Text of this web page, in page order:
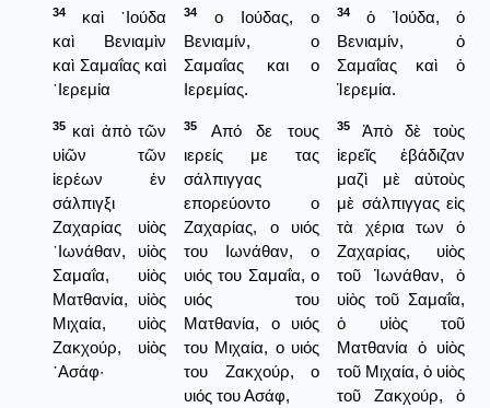
34
καὶ ᾿Ιούδα
καὶ Βενιαμὶν
καὶ Σαμαΐας καὶ
῾Ιερεμία
34
ο Ιούδας, ο
Βενιαμίν, ο
Σαμαΐας και ο
Ιερεμίας.
34
ὁ Ἰούδα, ὁ
Βενιαμίν, ὁ
Σαμαΐας καὶ ὁ
Ἱερεμία.
35 καὶ ἀπὸ τῶν
υἱῶν τῶν
ἱερέων ἐν
σάλπιγξι
Ζαχαρίας υἱὸς
᾿Ιωνάθαν, υἱὸς
Σαμαΐα, υἱὸς
Ματθανία, υἱὸς
Μιχαία, υἱὸς
Ζακχούρ, υἱὸς
᾿Ασάφ·
35
Από δε τους
ιερείς με τας
σάλπιγγας
επορεύοντο ο
Ζαχαρίας, ο υιός
του Ιωνάθαν, ο
υιός του Σαμαΐα, ο
υιός του
Ματθανία, ο υιός
του Μιχαία, ο υιός
του Ζακχούρ, ο
υιός του Ασάφ,
35
Ἀπὸ δὲ τοὺς
ἱερεῖς ἐβάδιζαν
μαζὶ μὲ αὐτοὺς
μὲ σάλπιγγας εἰς
τὰ χέρια των ὁ
Ζαχαρίας, υἱὸς
τοῦ Ἰωνάθαν, ὁ
υἱὸς τοῦ Σαμαΐα,
ὁ υἱὸς τοῦ
Ματθανία ὁ υἱὸς
τοῦ Μιχαία, ὁ υἱὸς
τοῦ Ζακχούρ, ὁ